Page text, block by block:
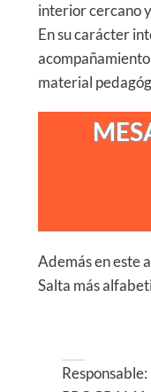
interior cercano
En su carácter
material
Además en este
Salta más
Responsable: